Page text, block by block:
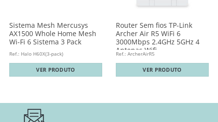
Sistema Mesh Mercusys
AX1500 Whole Home Mesh
Wi-Fi 6 Sistema 3 Pack
Ref.: Halo H60X(3-pack)
VER PRODUTO
Router Sem fios TP-Link
Archer Air R5 WiFi 6
3000Mbps 2.4GHz 5GHz 4
Antenas Wifi
Ref.: ArcherAirR5
VER PRODUTO